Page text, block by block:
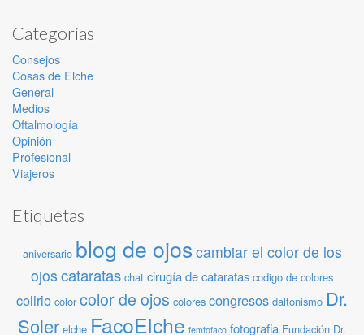
Categorías
Consejos
Cosas de Elche
General
Medios
Oftalmología
Opinión
Profesional
Viajeros
Etiquetas
aniversario blog de ojoscambiar el color de los
ojos cataratas chat cirugía de cataratas codigo de colores
colirio color color de ojos colores congresos daltonismo Dr.
Soler elche FacoElche femtofaco fotografia Fundación Dr.